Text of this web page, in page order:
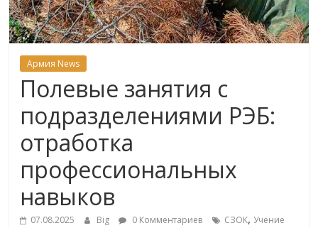
Армия News
Полевые занятия c
подразделениями РЭБ:
отработка
профессиональных
навыков
07.08.2025 Big 0 Комментариев СЗОК, Учение